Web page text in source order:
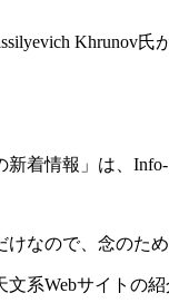
Khrunov氏
着情報」は、
けなので、念のた
系Webサイトの